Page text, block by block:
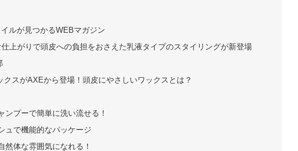
ルが見つかるWEBマガジン
上がりで頭皮への負担をおさえた乳液タイプのスタイリングが新登場
クスがAXEから登場！頭皮にやさしいワックスとは？
ンプーで簡単に洗い流せる！
ュで機能的なパッケージ
然体な雰囲気になれる！